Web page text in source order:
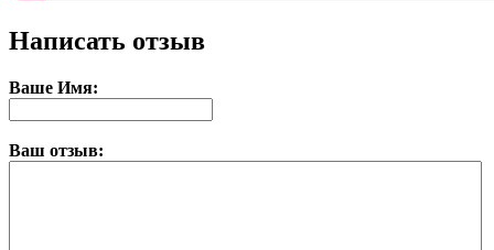
Написать отзыв
Ваше Имя:
Ваш отзыв: